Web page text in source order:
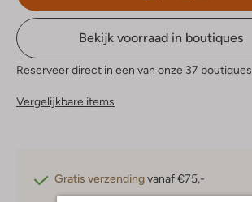
Bekijk voorraad in boutiques
Reserveer direct in een van onze 37 boutiques
Vergelijkbare items
Gratis verzendingvanaf €75,-